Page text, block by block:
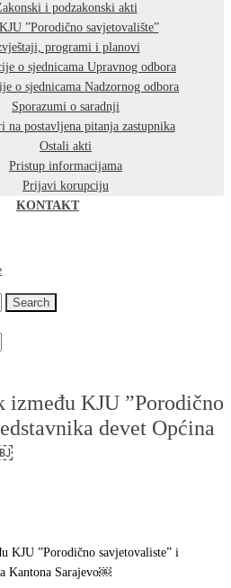
i podzakonski akti
”Porodično savjetovalište”
programi i planovi
o sjednicama Upravnog odbora
o sjednicama Nadzornog odbora
Sporazumi o saradnji
na postavljena pitanja zastupnika
Ostali akti
Pristup informacijama
Prijavi korupciju
KONTAKT
između KJU ”Porodično
devet Općina
KJU ”Porodično savjetovaliste” i
Kantona Sarajevo￼